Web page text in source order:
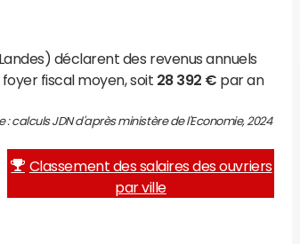
déclarent des revenus annuels
fiscal moyen, soit 28 392 € par an
: calculs JDN d'après ministère de l'Economie, 2024
Classement des salaires des ouvriers
par ville